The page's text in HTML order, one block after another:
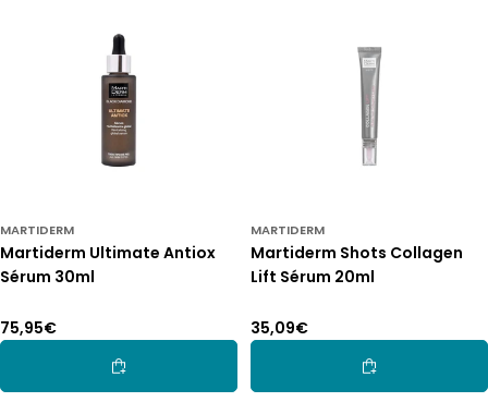
MARTIDERM
Martiderm Ultimate Antiox
Sérum 30ml
Preço
normal
75,95€
Adicionar Ao Carrinho
MARTIDERM
Martiderm Shots Collagen
Lift Sérum 20ml
Preço
normal
35,09€
Adicionar Ao